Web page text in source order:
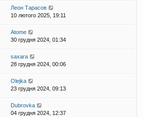
Леон Тарасов
10 лютого 2025, 19:11
Atome
30 грудня 2024, 01:34
saxara
28 грудня 2024, 00:06
Olejka
23 грудня 2024, 09:13
Dubrovka
04 грудня 2024, 12:37